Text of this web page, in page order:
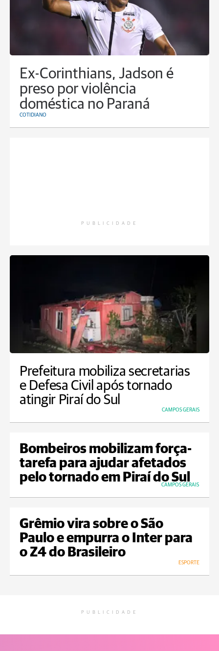
Ex-Corinthians, Jadson é
preso por violência
doméstica no Paraná
COTIDIANO
PUBLICIDADE
Prefeitura mobiliza secretarias
e Defesa Civil após tornado
atingir Piraí do Sul
CAMPOS GERAIS
Bombeiros mobilizam força-
tarefa para ajudar afetados
pelo tornado em Piraí do Sul
CAMPOS GERAIS
Grêmio vira sobre o São
Paulo e empurra o Inter para
o Z4 do Brasileiro
ESPORTE
PUBLICIDADE